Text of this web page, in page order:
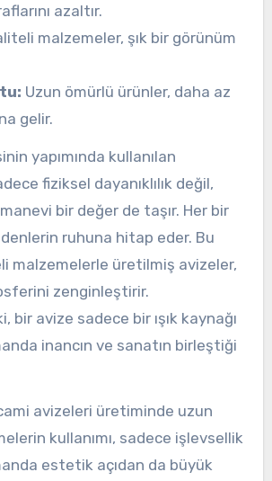
azaltır.
malzemeler, şık bir görünüm
Uzun ömürlü ürünler, daha az
gelir.
yapımında kullanılan
fiziksel dayanıklılık değil,
bir değer de taşır. Her bir
ruhuna hitap eder. Bu
malzemelerle üretilmiş avizeler,
zenginleştirir.
bir avize sadece bir ışık kaynağı
inancın ve sanatın birleştiği
avizeleri üretiminde uzun
kullanımı, sadece işlevsellik
estetik açıdan da büyük